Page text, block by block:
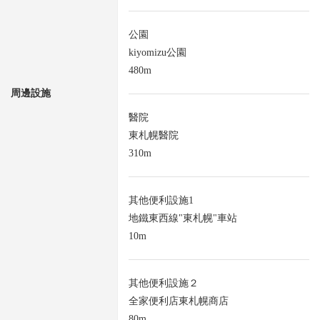
周邊設施
公園
kiyomizu公園
480m
醫院
東札幌醫院
310m
其他便利設施1
地鐵東西線"東札幌"車站
10m
其他便利設施２
全家便利店東札幌商店